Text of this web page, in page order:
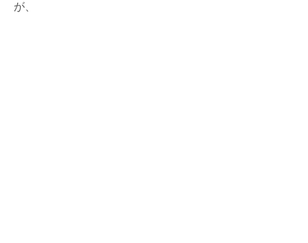
が、